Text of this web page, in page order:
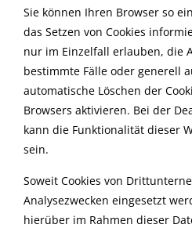
Sie können Ihren Browser so
das Setzen von Cookies
nur im Einzelfall erlauben, die
bestimmte Fälle oder generell
automatische Löschen der
Browsers aktivieren. Bei der
kann die Funktionalität dieser
sein.
Soweit Cookies von
Analysezwecken eingesetzt
hierüber im Rahmen dieser